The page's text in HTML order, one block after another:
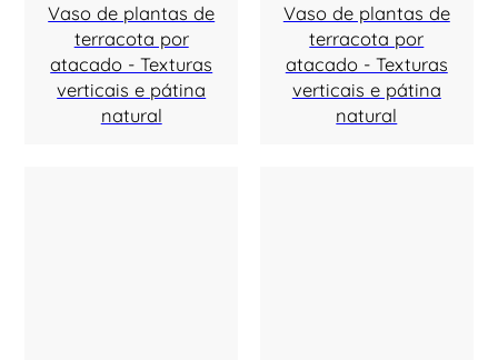
Vaso de plantas de
terracota por
atacado - Texturas
verticais e pátina
natural
Vaso de plantas de
terracota por
atacado - Texturas
verticais e pátina
natural